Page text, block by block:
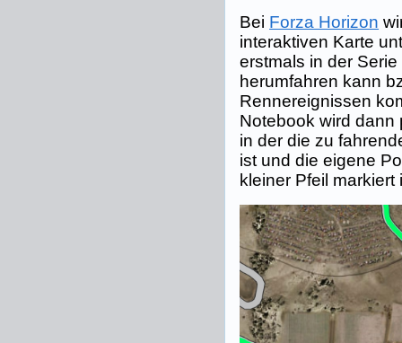
Bei Forza Horizon
interaktiven Karte
erstmals in der
herumfahren kann
Rennereignissen
Notebook wird dann
in der die zu
ist und die eigene
kleiner Pfeil markiert